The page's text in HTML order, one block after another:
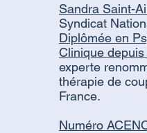
Sandra Saint-
Syndicat
Diplômée en
Clinique
experte
thérapie de
France.
Numéro